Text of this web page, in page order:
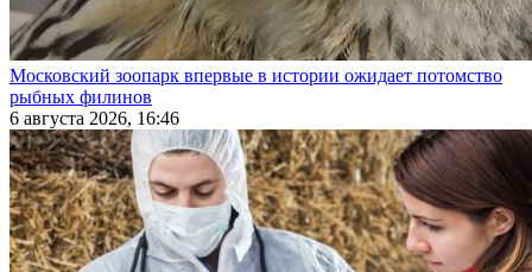
Московский зоопарк впервые в истории ожидает потомство
рыбных филинов
6 августа 2026, 16:46